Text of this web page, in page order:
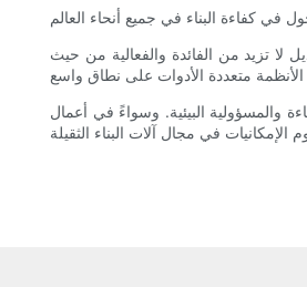
لا تزيد من الفائدة والفعالية من حيث
والمسؤولية البيئية. وسواءً في أعمال